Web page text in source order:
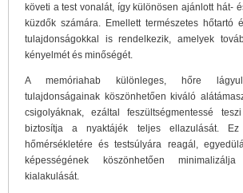
követi a test vonalát, így különösen ajánlott hát-
küzdők számára. Emellett természetes hőtartó
tulajdonságokkal is rendelkezik, amelyek
kényelmét és minőségét.
A memóriahab különleges, hőre
tulajdonságainak köszönhetően kiváló
csigolyáknak, ezáltal feszültségmentessé
biztosítja a nyaktájék teljes ellazulását.
hőmérsékletére és testsúlyára reagál,
képességének köszönhetően
kialakulását.